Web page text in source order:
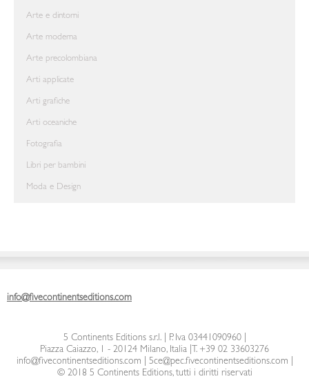
Arte e dintorni
Arte moderna
Arte precolombiana
Arti applicate
Arti grafiche
Arti oceaniche
Fotografia
Libri per bambini
Moda e Design
info@fivecontinentseditions.com
5 Continents Editions s.r.l.| P. Iva 03441090960 |
Piazza Caiazzo, 1 - 20124 Milano, Italia
T. +39 02 33603276
info@fivecontinentseditions.com
5ce@pec.fivecontinentseditions.com
© 2018 5 Continents Editions, tutti i diritti riservati